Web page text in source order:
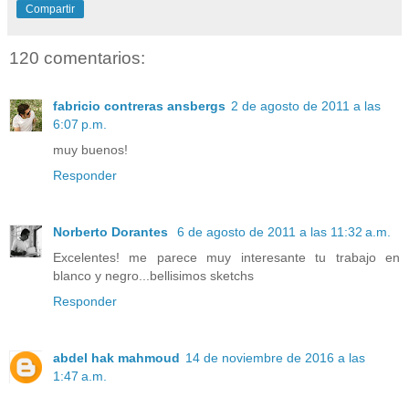
Compartir
120 comentarios:
fabricio contreras ansbergs 2 de agosto de 2011 a las
6:07 p.m.
muy buenos!
Responder
Norberto Dorantes
6 de agosto de 2011 a las 11:32 a.m.
Excelentes! me parece muy interesante tu trabajo en
blanco y negro...bellisimos sketchs
Responder
abdel hak mahmoud 14 de noviembre de 2016 a las
1:47 a.m.